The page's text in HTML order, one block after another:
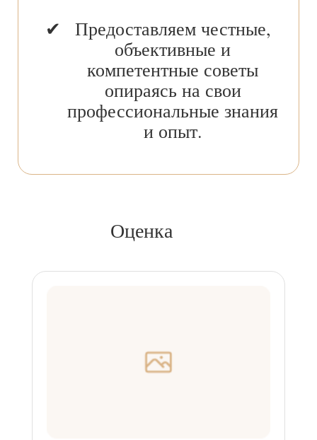
Предоставляем честные,
объективные и
компетентные советы
опираясь на свои
профессиональные знания
и опыт.
Оценка